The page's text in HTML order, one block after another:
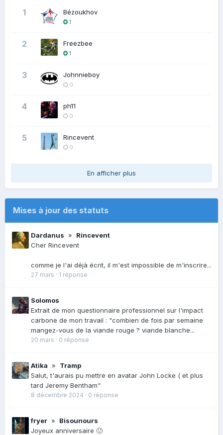
1 Bézoukhov
1
2 Freezbee
1
3 Johnnieboy
0
4 ph11
0
5 Rincevent
0
En afficher plus
Mises à jour des statuts
Dardanus » Rincevent
Cher Rincevent
comme je l'ai déjà écrit, il m'est impossible de m'inscrire...
27 mars · 1 réponse
Solomos
Extrait de mon questionnaire professionnel sur l'impact
carbone de mon travail : "combien de fois par semaine
mangez-vous de la viande rouge ? viande blanche...
20 mars · 0 réponse
Atika » Tramp
Salut, t'aurais pu mettre en avatar John Locke ( et plus
tard Jeremy Bentham"
8 décembre 2024 · 0 réponse
fryer » Bisounours
Joyeux anniversaire 🙂